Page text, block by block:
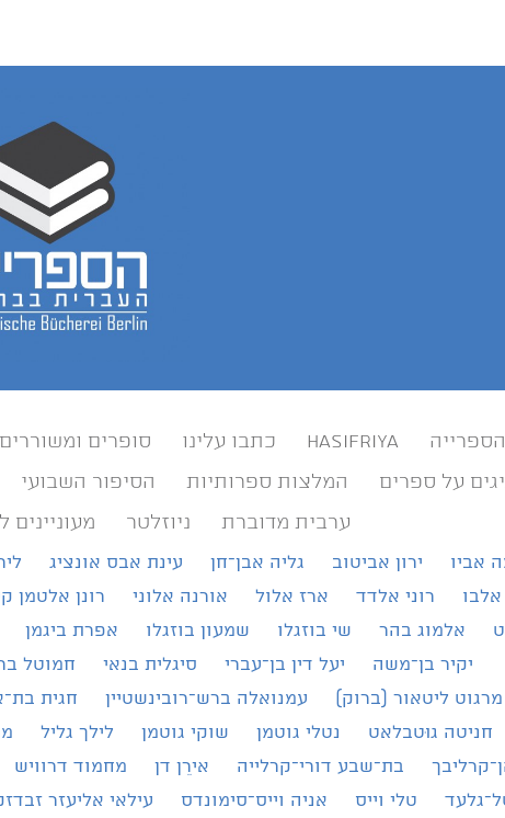
הספרייה HASIFRIYA כתבו עלינו סופרים
על ספרים
המלצות ספרותיות הסיפור השבועי
ערבית מדוברת
ניוזלטר מעוניינים
אביו ירון אביטוב גליה אבן־חן עינת אבס אונציג
אלבו
רוני אלדד ארז אלול אורנה אלוני רונן אלטמן
אלמוג בהר שי בוזגלו שמעון בוזגלו אפרת ביגמן
יקיר בן־משה
יעל דין בן־עברי סיגלית בנאי חמוטל
מרגוט ליטאור (ברוק)
עמנואלה ברש־רובינשטיין חגית
חניטה גוּטבלאט
נטלי גוטמן שוקי גוטמן לילך גליל
בת־שבע דורי־קרלייה אירֵן דן מחמוד דרוויש
טלי וייס אניה וייס־סימונדס עילאי אליעזר